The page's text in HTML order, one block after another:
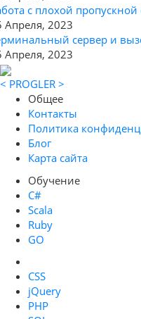
с плохой
Апреля, 2023
сервер и
Апреля, 2023
< PROGLER >
Общее
Контакты
Политика
Блог
Карта сайта
Обучение
C#
Scala
Ruby
GO
CSS
jQuery
PHP